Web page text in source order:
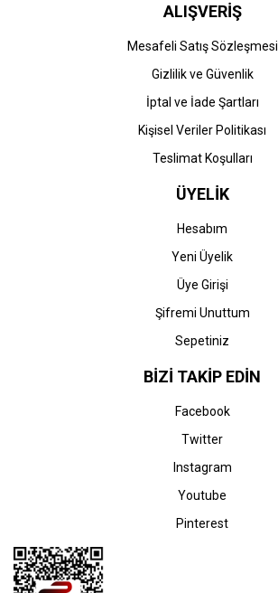
ALIŞVERİŞ
Mesafeli Satış Sözleşmesi
Gizlilik ve Güvenlik
İptal ve İade Şartları
Kişisel Veriler Politikası
Teslimat Koşulları
ÜYELİK
Hesabım
Yeni Üyelik
Üye Girişi
Şifremi Unuttum
Sepetiniz
BİZİ TAKİP EDİN
Facebook
Twitter
Instagram
Youtube
Pinterest